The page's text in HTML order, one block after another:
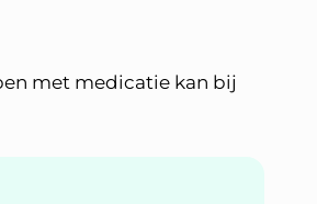
met medicatie kan bij